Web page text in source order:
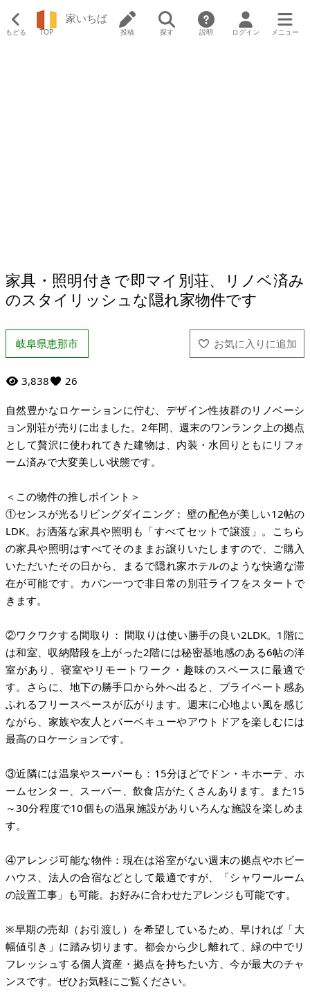
もどる TOP
家いちば
投稿 探す 説明 ログイン メニュー
家具・照明付きで即マイ別荘、リノベ済み
のスタイリッシュな隠れ家物件です
岐阜県恵那市
3,838 26
自然豊かなロケーションに佇む、デザイン性抜群のリノベーシ
ョン別荘が売りに出ました。2年間、週末のワンランク上の拠点
として贅沢に使われてきた建物は、内装・水回りともにリフォ
ーム済みで大変美しい状態です。
＜この物件の推しポイント＞
①センスが光るリビングダイニング： 壁の配色が美しい12帖の
LDK。お洒落な家具や照明も「すべてセットで譲渡」。こちら
の家具や照明はすべてそのままお譲りいたしますので、ご購入
いただいたその日から、まるで隠れ家ホテルのような快適な滞
在が可能です。カバン一つで非日常の別荘ライフをスタートで
きます。
②ワクワクする間取り： 間取りは使い勝手の良い2LDK。1階に
は和室、収納階段を上がった2階には秘密基地感のある6帖の洋
室があり、寝室やリモートワーク・趣味のスペースに最適で
す。さらに、地下の勝手口から外へ出ると、プライベート感あ
ふれるフリースペースが広がります。週末に心地よい風を感じ
ながら、家族や友人とバーベキューやアウトドアを楽しむには
最高のロケーションです。
③近隣には温泉やスーパーも：15分ほどでドン・キホーテ、ホ
ームセンター、スーパー、飲食店がたくさんあります。また15
～30分程度で10個もの温泉施設がありいろんな施設を楽しめま
す。
④アレンジ可能な物件：現在は浴室がない週末の拠点やホビー
ハウス、法人の合宿などとして最適ですが、「シャワールーム
の設置工事」も可能。お好みに合わせたアレンジも可能です。
※早期の売却（お引渡し）を希望しているため、早ければ「大
幅値引き」に踏み切ります。都会から少し離れて、緑の中でリ
フレッシュする個人資産・拠点を持ちたい方、今が最大のチャ
ンスです。ぜひお気軽にご覧ください。